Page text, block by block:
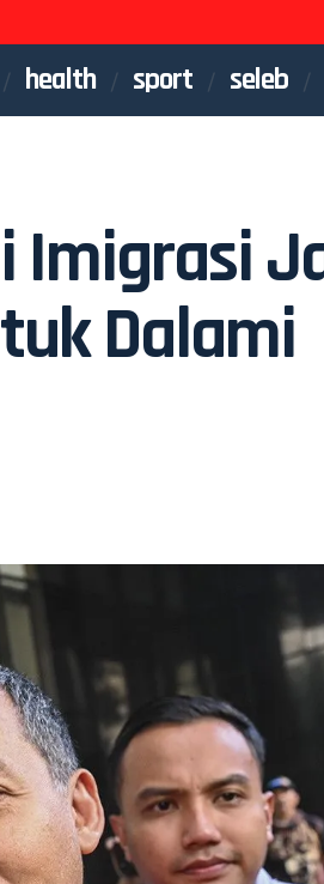
health sport seleb
Imigrasi
Dalami